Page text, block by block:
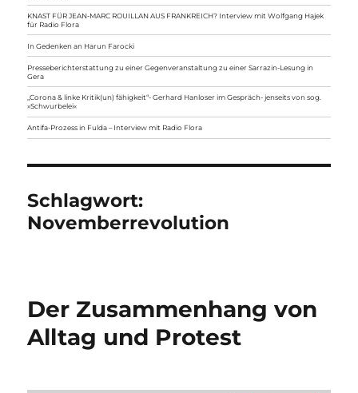
KNAST FÜR JEAN-MARC ROUILLAN AUS FRANKREICH? Interview mit Wolfgang Hajek
für Radio Flora
In Gedenken an Harun Farocki
Presseberichterstattung zu einer Gegenveranstaltung zu einer Sarrazin-Lesung in
Gera
„Corona & linke Kritik(un) fähigkeit“- Gerhard Hanloser im Gespräch- jenseits von sog.
»Schwurbelei«
Antifa-Prozess in Fulda – Interview mit Radio Flora
Schlagwort:
Novemberrevolution
Der Zusammenhang von
Alltag und Protest